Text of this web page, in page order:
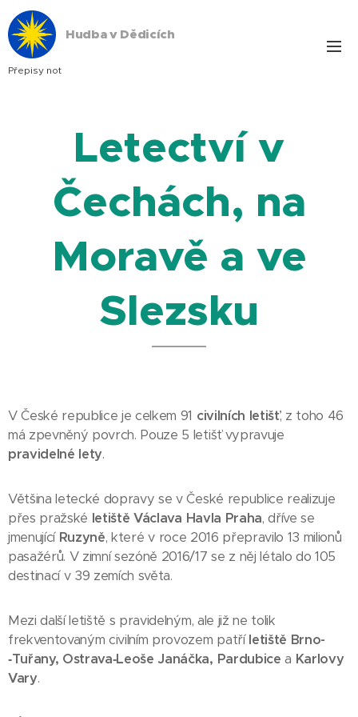
Hudba v Dědicích
Přepisy not
Letectví v
Čechách, na
Moravě a ve
Slezsku
V České republice je celkem 91 civilních letišť, z toho 46
má zpevněný povrch. Pouze 5 letišť vypravuje
pravidelné lety.
Většina letecké dopravy se v České republice realizuje
přes pražské letiště Václava Havla Praha, dříve se
jmenující Ruzyně, které v roce 2016 přepravilo 13 milionů
pasažérů. V zimní sezóně 2016/17 se z něj létalo do 105
destinací v 39 zemích světa.
Mezi další letiště s pravidelným, ale již ne tolik
frekventovaným civilním provozem patříletiště Brno­
‑Tuřany, Ostrava­‑Leoše Janáčka, Pardubice a Karlovy
Vary.